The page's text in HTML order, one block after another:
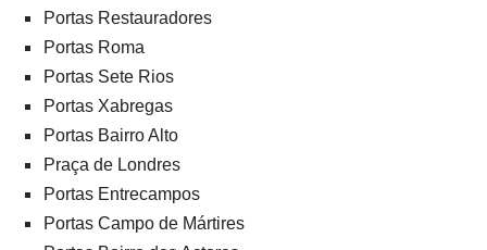
Portas Restauradores
Portas Roma
Portas Sete Rios
Portas Xabregas
Portas Bairro Alto
Praça de Londres
Portas Entrecampos
Portas Campo de Mártires